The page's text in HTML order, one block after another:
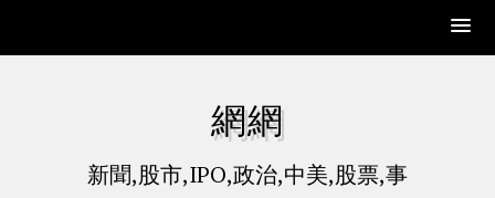
網網
新聞,股市,IPO,政治,中美,股票,事